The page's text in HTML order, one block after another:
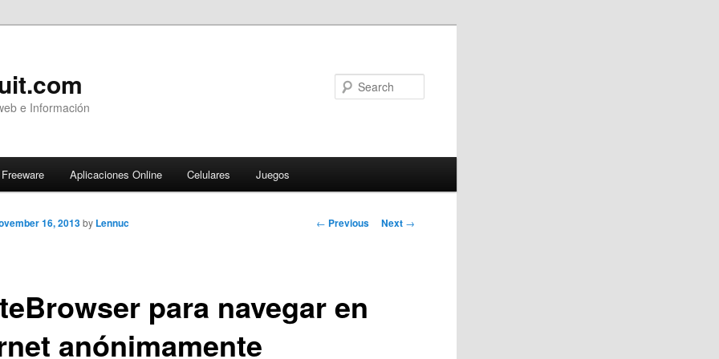
e Información
Freeware Aplicaciones Online Celulares Juegos
Post
← Previous Next →
para navegar en
anónimamente
16, 2013 by Lennuc